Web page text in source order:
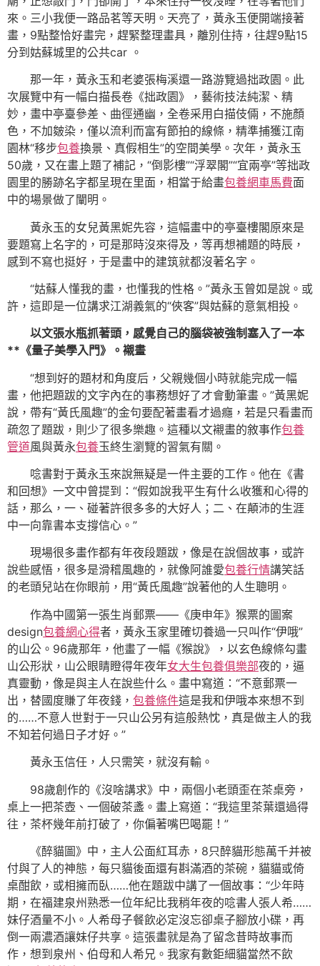
來。三小我便一路品茗等天明。天亮了，黃永玉便開端接著
畫，9點整恰好畫完，趕緊整理畫具，離別住持，往趕9點15
分到姑蘇城里的公共car 。
那一年，黃永玉和老婆張梅溪還一路游覽過拙政園。此
次展覽中有一幅白描長卷《拙政園》，藝術技法純潔、精
妙，畫中亭臺參差、曲徑通幽，全卷采用白描伎倆，不施顏
色，不加皴染，僅以流利而富有節拍的線條，精準捕獲江南
園林“移步包養換景、真假相生”的空間美學。次年，黃永玉
50歲，又在畫上題了補記，“倒影樓”“浮翠閣”“宜兩亭”等拙政
園里的勝跡名字都呈現在里面，相當于給畫包養網車馬費面
中的場景做了闡明。
黃永玉的女兒黃黑妮先容，這幅畫中的亭臺樓閣原來是
要題寫上名字的，可是那時沒來得及，等再想補題的時辰，
感到不寫也挺好，于是畫中的建筑就都沒著名字。
“姑蘇人懂我的畫，也懂我的性格。”黃永玉曾如是說。或
許，這即是一位講求江湖義氣的“俠客”與姑蘇的意氣相投。
以文張水瓶抓著頭，感覺自己的腦袋被強制塞入了一本
**《量子美學入門》。襯畫
“想到好的題材和角度后，父親幾個小時就能完成一幅
畫，他把題跋的文字內在的事務想好了才會動筆畫。”黃黑妮
說，帶有“黃氏風趣”的金句要配著畫看才過癮，若是只看畫而
疏忽了題跋，則少了很多樂趣。這種以文襯畫的敘事作包養
管道風與黃永包養玉終生瀏覽的習氣有關。
唸書對于黃永玉來說無疑是一件主要的工作。他在《書
和回想》一文中曾提到：“假如說我平生有什么收獲和心得的
話，那么，一、碰著許很多多的大好人；二、在顛沛的生涯
中一向靠書本支撐信心。”
現場很多畫作都有年夜段題跋，像是在說個故事，或許
說些感悟，很多是滑稽風趣的，就像阿誰愛包養行情講笑話
的老頭兒站在你眼前，用“黃氏風趣”說著他的人生聰明。
作為中國第一張生肖郵票——《庚申年》猴票的圖案
design包養網心得者，黃永玉家里確切養過一只叫作“伊哦”
的山公。96歲那年，他畫了一幅《猴說》，以玄色線條勾畫
山公形狀，山公眼睛瞪得年夜年女大生包養俱樂部夜的，逼
真靈動，像是與主人在說些什么。畫中寫道：“不意郵票一
出，替國度賺了年夜錢， 包養條件這是我和伊哦本來想不到
的……不意人世對于一只山公另有這般熱忱，真是做主人的我
不知若何過日子才好。”
黃永玉信任，人只需笑，就沒有輸。
98歲創作的《沒啥講求》中，兩個小老頭歪在茶桌旁，
桌上一把茶壺、一個破茶盞。畫上寫道：“我這里茶葉還過得
往，茶杯幾年前打破了，你偏著嘴巴喝罷！”
《醉貓圖》中，主人公面紅耳赤，8只醉貓形態萬千并被
付與了人的神態，每只貓後面還有斟滿酒的茶碗，貓貓或倚
桌酣飲，或相擁而臥……他在題跋中講了一個故事：“少年時
期，在福建泉州熟悉一位年紀比我稍年夜的唸書人張人希……
妹仔酒量不小。人希母子餐飲必定沒忘卻桌子腳放小碟，再
倒一兩濃酒讓妹仔共享。這張畫就是為了留念昔時故事而
作，想到泉州、伯母和人希兄。我家有數鉅細貓當然不飲